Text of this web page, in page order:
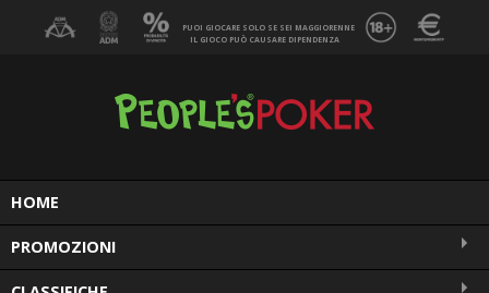
PUOI GIOCARE SOLO SE SEI MAGGIORENNE
IL GIOCO PUÒ CAUSARE DIPENDENZA
MENU
HOME
PROMOZIONI